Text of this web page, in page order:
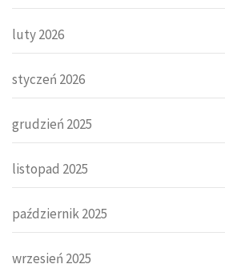
luty 2026
styczeń 2026
grudzień 2025
listopad 2025
październik 2025
wrzesień 2025